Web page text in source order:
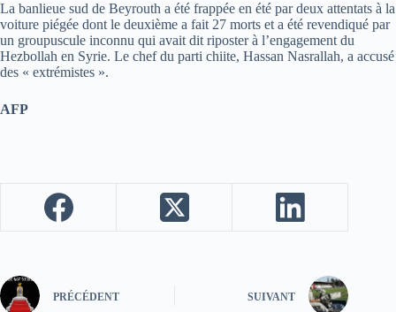
La banlieue sud de Beyrouth a été frappée en été par deux attentats à la
voiture piégée dont le deuxième a fait 27 morts et a été revendiqué par
un groupuscule inconnu qui avait dit riposter à l’engagement du
Hezbollah en Syrie. Le chef du parti chiite, Hassan Nasrallah, a accusé
des « extrémistes ».
AFP
PRÉCÉDENT SUIVANT